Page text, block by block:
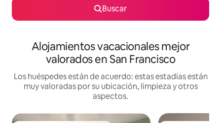
Buscar
Alojamientos vacacionales mejor
valorados en San Francisco
Los huéspedes están de acuerdo: estas estadías están
muy valoradas por su ubicación, limpieza y otros
aspectos.